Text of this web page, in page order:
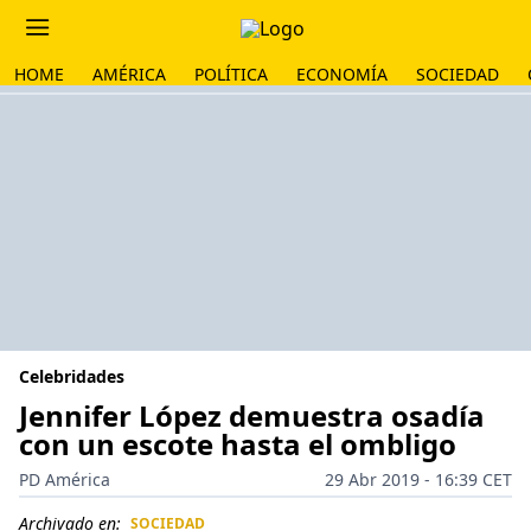
HOME AMÉRICA POLÍTICA ECONOMÍA SOCIEDAD
Celebridades
Jennifer López demuestra osadía
con un escote hasta el ombligo
PD América
29 Abr 2019 - 16:39 CET
Archivado en: SOCIEDAD